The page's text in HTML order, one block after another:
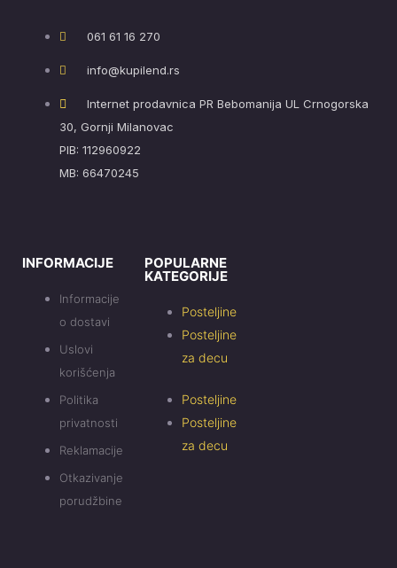
061 61 16 270
info@kupilend.rs
Internet prodavnica PR Bebomanija UL Crnogorska
30, Gornji Milanovac
PIB: 112960922
MB: 66470245
INFORMACIJE
Informacije
o dostavi
Uslovi
korišćenja
Politika
privatnosti
Reklamacije
Otkazivanje
porudžbine
POPULARNE
KATEGORIJE
Posteljine
Posteljine
za decu
Posteljine
Posteljine
za decu